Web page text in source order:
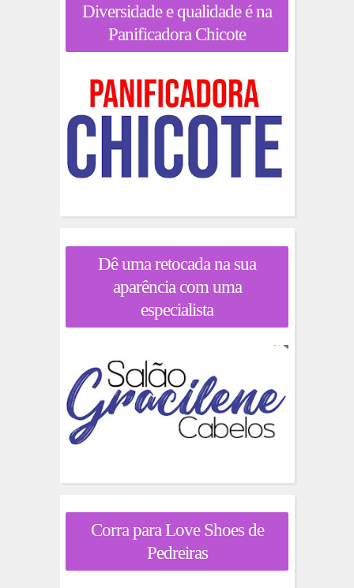
Diversidade e qualidade é na
Panificadora Chicote
Dê uma retocada na sua
aparência com uma
especialista
Corra para Love Shoes de
Pedreiras